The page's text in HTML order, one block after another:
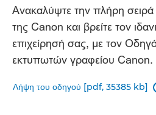
Ανακαλύψτε την πλήρη
της Canon και βρείτε τον
επιχείρησή σας, με τον
εκτυπωτών γραφείου Canon.
Λήψη του οδηγού [pdf, 35385 kb]